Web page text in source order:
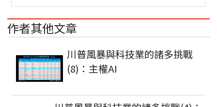
作者其他文章
川普風暴與科技業的諸多挑戰
(8)：主權AI